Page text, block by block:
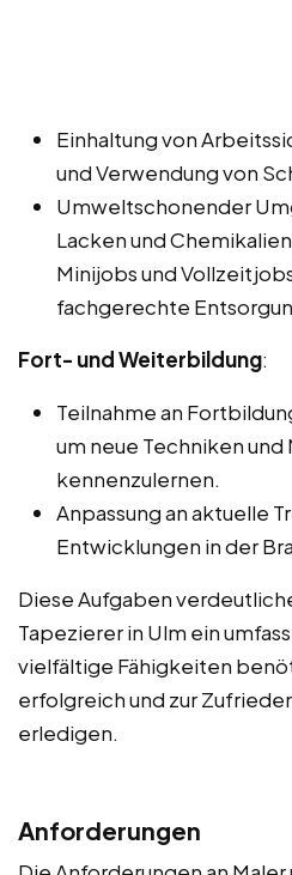
Einhaltung von
und Verwendung von
Umweltschonender
Lacken und
Minijobs und
fachgerechte
Fort- und Weiterbildung:
Teilnahme an
um neue Techniken und
kennenzulernen.
Anpassung an aktuelle
Entwicklungen in der
Diese Aufgaben
Tapezierer in Ulm ein
vielfältige Fähigkeiten
erfolgreich und zur
erledigen.
Anforderungen